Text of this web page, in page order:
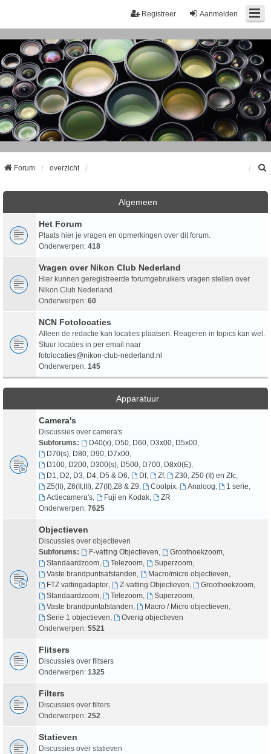
Aanmelden
Registreer
Forum overzicht
Algemeen
Het Forum
Plaats hier je vragen en opmerkingen over dit forum.
Onderwerpen: 418
Vragen over Nikon Club Nederland
Hier kunnen geregistreerde forumgebruikers vragen stellen over
Nikon Club Nederland.
Onderwerpen: 60
NCN Fotolocaties
Alleen de redactie kan locaties plaatsen. Reageren in topics kan wel.
Stuur locaties in per email naar
fotolocaties@nikon-club-nederland.nl
Onderwerpen: 145
Apparatuur
Camera's
Discussies over camera's
Subforums:
D40(x), D50, D60, D3x00, D5x00,
D70(s), D80, D90, D7x00,
D100, D200, D300(s), D500, D700, D8x0(E),
D1, D2, D3, D4, D5 & D6
Df, Zf, Z30, Z50 (II) en Zfc
Z5(II), Z6(II,III), Z7(II),Z8 & Z9
Coolpix, Analoog 1 serie
Actiecamera's, Fuji en Kodak,
ZR
Onderwerpen: 7625
Objectieven
Discussies over objectieven
Subforums:
F-vatting Objectieven Groothoekzoom,
Standaardzoom, Telezoom, Superzoom,
Vaste brandpuntsafstanden
Macro/micro objectieven
FTZ vattingadaptor, Z-vatting Objectieven Groothoekzoom,
Standaardzoom, Telezoom, Superzoom,
Vaste brandpuntafstanden
Macro / Micro objectieven
Serie 1 objectieven
Overig objectieven
Onderwerpen: 5521
Flitsers
Discussies over flitsers
Onderwerpen: 1325
Filters
Discussies over filters
Onderwerpen: 252
Statieven
Discussies over statieven